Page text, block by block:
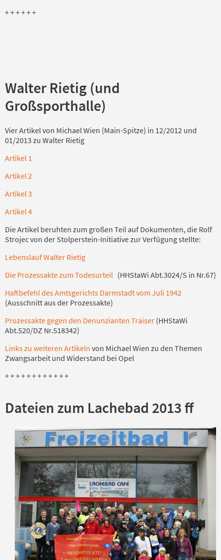
+ + + + + +
Walter Rietig (und
Großsporthalle)
Vier Artikel von Michael Wien (Main-Spitze) in 12/2012 und
01/2013 zu Walter Rietig
Artikel 1
Artikel 2
Artikel 3
Artikel 4
Die Artikel beruhten zum großen Teil auf Dokumenten, die Rolf
Strojec von der Stolperstein-Initiative zur Verfügung stellte:
Lebenslauf Walter Rietig
Die Prozessakte zum Todesurteil (HHStaWi Abt.3024/S in Nr.67)
Haftbefehl des Amtsgerichts Darmstadt vom Juli 1942
(Ausschnitt aus der Prozessakte)
Prozessakte gegen den Denunzianten Traiser (HHStaWi
Abt.520/DZ Nr.518342)
Links zu weiteren Artikeln von Michael Wien zu den Themen
Zwangsarbeit und Widerstand bei Opel
+ + + + + + + + + + + +
Dateien zum Lachebad 2013 ff